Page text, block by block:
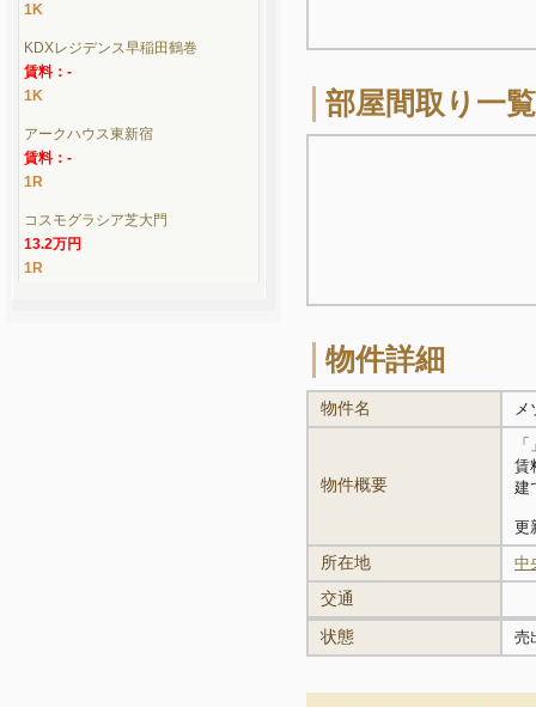
部屋間取り一覧
物件詳細
物件名 メ
物件概要
「
賃
建
更
所在地 中
交通
状態
売
1K
KDXレジデンス早稲田鶴巻
賃料：-
1K
アークハウス東新宿
賃料：-
1R
コスモグラシア芝大門
13.2万円
1R